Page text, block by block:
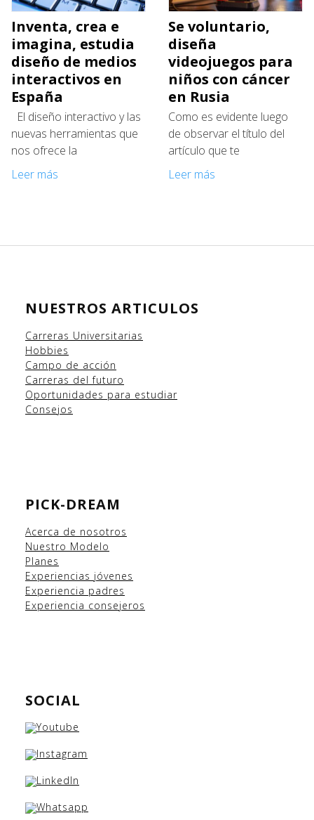
Inventa, crea e
imagina, estudia
diseño de medios
interactivos en
España
El diseño interactivo y las
nuevas herramientas que
nos ofrece la
Leer más
Se voluntario,
diseña
videojuegos para
niños con cáncer
en Rusia
Como es evidente luego
de observar el título del
artículo que te
Leer más
NUESTROS ARTICULOS
Carreras Universitarias
Hobbies
Campo de acción
Carreras del futuro
Oportunidades para estudiar
Consejos
PICK-DREAM
Acerca de nosotros
Nuestro Modelo
Planes
Experiencias jóvenes
Experiencia padres
Experiencia consejeros
SOCIAL